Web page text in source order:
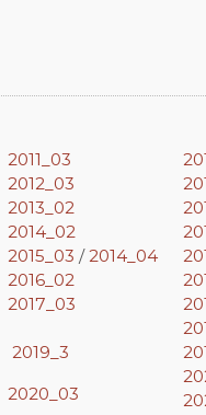
2011_03
2012_03
2013_02
2014_02
2015_03 /2014_04
2016_02
2017_03
2019_3
2020_03